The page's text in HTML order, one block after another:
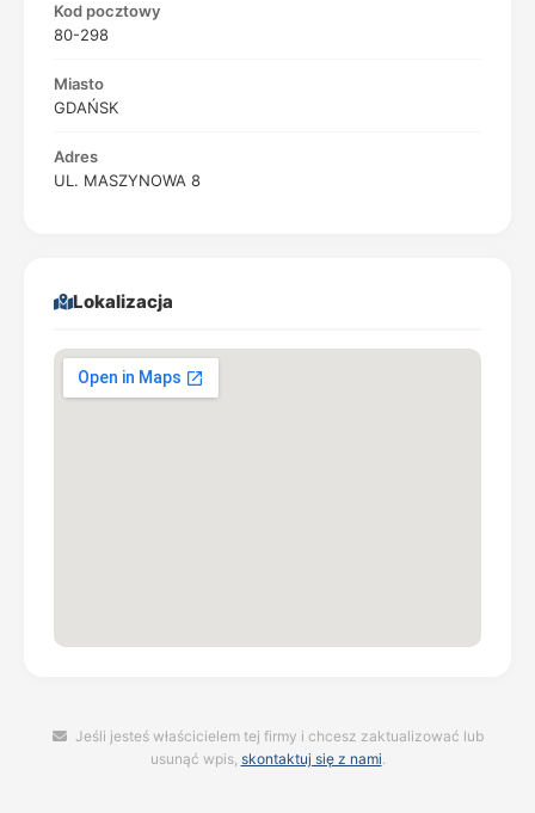
Kod pocztowy
80-298
Miasto
GDAŃSK
Adres
UL. MASZYNOWA 8
Lokalizacja
Jeśli jesteś właścicielem tej firmy i chcesz zaktualizować lub
usunąć wpis, skontaktuj się z nami.